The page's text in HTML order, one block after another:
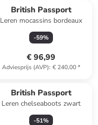
British Passport
Leren mocassins bordeaux
-59%
€ 96,99
Adviesprijs (AVP): € 240,00*
British Passport
Leren chelseaboots zwart
-51%